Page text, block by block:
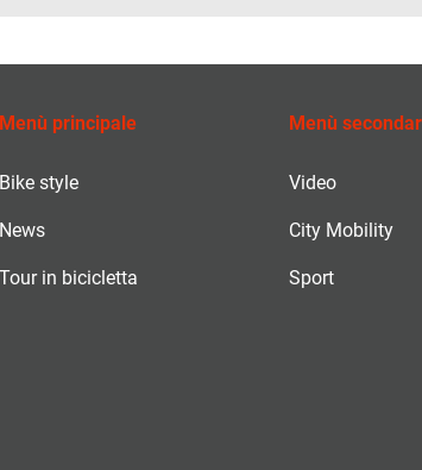
Menù principale
Bike style
News
Tour in bicicletta
Menù
Video
City Mobility
Sport